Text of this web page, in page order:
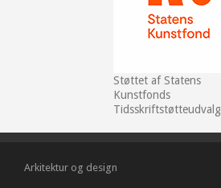
Støttet af Statens
Kunstfonds
Tidsskriftstøtteudvalg
Arkitektur og design